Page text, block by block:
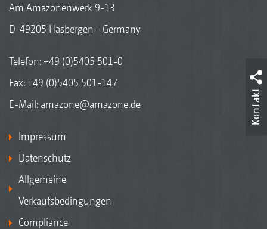
Am Amazonenwerk 9-13
D-49205 Hasbergen - Germany
Telefon:+49 (0)5405 501-0
Fax: +49 (0)5405 501-147
E-Mail: amazone@amazone.de
Impressum
Datenschutz
Allgemeine
Verkaufsbedingungen
Compliance
Kontakt